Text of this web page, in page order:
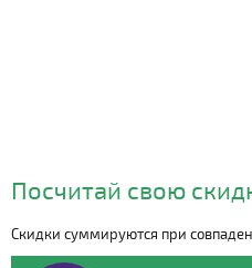
Видео о
Посчитай свою
Скидки суммируются при